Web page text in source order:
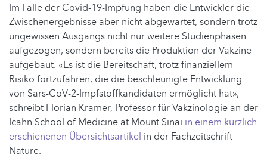
Im Falle der Covid-19-Impfung haben die Entwickler die
Zwischenergebnisse aber nicht abgewartet, sondern trotz
ungewissen Ausgangs nicht nur weitere Studienphasen
aufgezogen, sondern bereits die Produktion der Vakzine
aufgebaut. «Es ist die Bereitschaft, trotz finanziellem
Risiko fortzufahren, die die beschleunigte Entwicklung
von Sars-CoV-2-Impfstoffkandidaten ermöglicht hat»,
schreibt Florian Kramer, Professor für Vakzinologie an der
Icahn School of Medicine at Mount Sinai in einem kürzlich
erschienenen Übersichtsartikel in der Fachzeitschrift
Nature.